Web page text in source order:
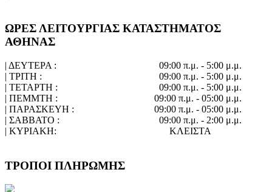
ΩΡΕΣ ΛΕΙΤΟΥΡΓΙΑΣ ΚΑΤΑΣΤΗΜΑΤΟΣ
ΑΘΗΝΑΣ
| ΔΕΥΤΕΡΑ :
09:00 π.μ. - 5:00 μ.μ.
| ΤΡΙΤΗ :
09:00 π.μ. - 5:00 μ.μ.
| ΤΕΤΑΡΤΗ :
09:00 π.μ. - 5:00 μ.μ.
| ΠΕΜΜΤΗ :
09:00 π.μ. - 05:00 μ.μ.
| ΠΑΡΑΣΚΕΥΗ :
09:00 π.μ. - 05:00 μ.μ.
| ΣΑΒΒΑΤΟ :
09:00 π.μ. - 2:00 μ.μ.
| ΚΥΡΙΑΚΗ:
ΚΛΕΙΣΤΑ
ΤΡΟΠΟΙ ΠΛΗΡΩΜΗΣ